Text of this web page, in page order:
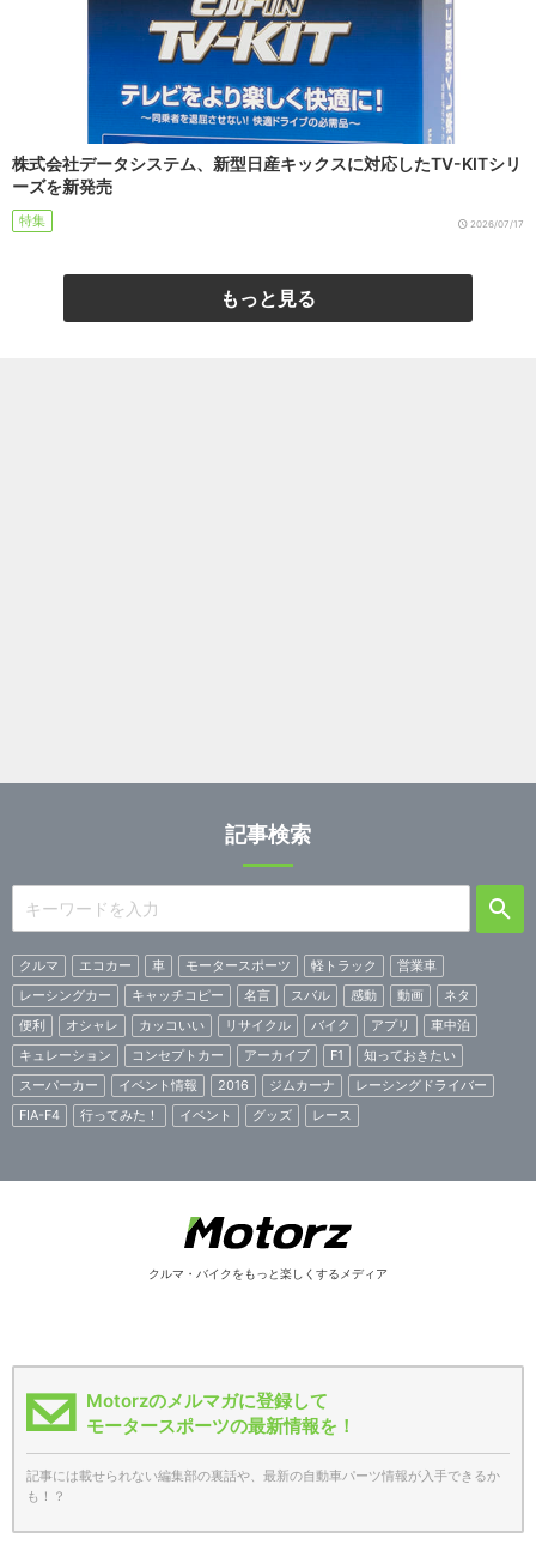
株式会社データシステム、新型日産キックスに対応したTV-KITシリ
ーズを新発売
特集 2026/07/17
もっと見る
記事検索
クルマ エコカー 車 モータースポーツ 軽トラック
営業車
レーシングカー
キャッチコピー 名言 スバル 感動 動画
ネタ
便利
オシャレ カッコいい リサイクル バイク アプリ
車中泊
キュレーション
コンセプトカー アーカイブ F1
知っておきたい
スーパーカー
イベント情報 2016 ジムカーナ
レーシングドライバー
FIA-F4
行ってみた！ イベント グッズ レース
クルマ・バイクをもっと楽しくするメディア
Motorzのメルマガに登録して
モータースポーツの最新情報を！
記事には載せられない編集部の裏話や、最新の自動車パーツ情報が入手できるか
も！？